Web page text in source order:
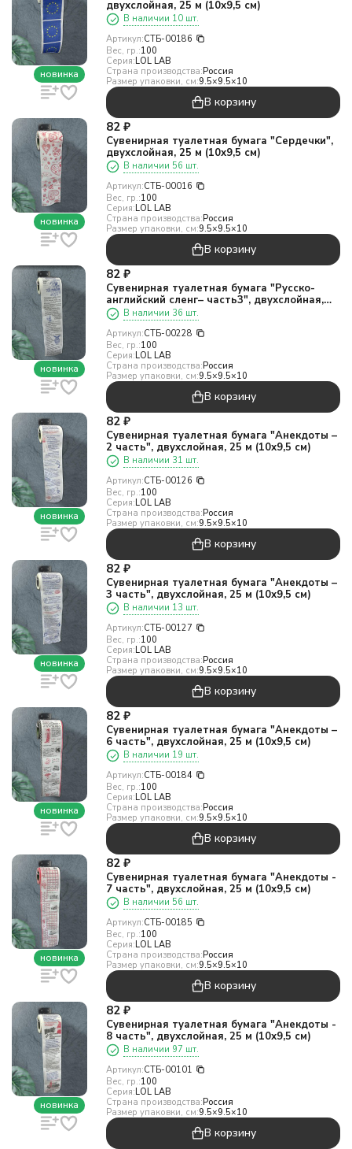
новинка
двухслойная, 25 м (10х9,5 см)
В наличии 10 шт.
Артикул:СТБ-00186
Вес, гр.:100
Серия:LOL LAB
Страна производства:Россия
Размер упаковки, см:9.5×9.5×10
В корзину
новинка
82 ₽
Сувенирная туалетная бумага "Сердечки",
двухслойная, 25 м (10х9,5 см)
В наличии 56 шт.
Артикул:СТБ-00016
Вес, гр.:100
Серия:LOL LAB
Страна производства:Россия
Размер упаковки, см:9.5×9.5×10
В корзину
новинка
82 ₽
Сувенирная туалетная бумага "Русско-
английский сленг– часть3", двухслойная,
25м (10х9,5см)
В наличии 36 шт.
Артикул:СТБ-00228
Вес, гр.:100
Серия:LOL LAB
Страна производства:Россия
Размер упаковки, см:9.5×9.5×10
В корзину
новинка
82 ₽
Сувенирная туалетная бумага "Анекдоты –
2 часть", двухслойная, 25 м (10х9,5 см)
В наличии 31 шт.
Артикул:СТБ-00126
Вес, гр.:100
Серия:LOL LAB
Страна производства:Россия
Размер упаковки, см:9.5×9.5×10
В корзину
новинка
82 ₽
Сувенирная туалетная бумага "Анекдоты –
3 часть", двухслойная, 25 м (10х9,5 см)
В наличии 13 шт.
Артикул:СТБ-00127
Вес, гр.:100
Серия:LOL LAB
Страна производства:Россия
Размер упаковки, см:9.5×9.5×10
В корзину
новинка
82 ₽
Сувенирная туалетная бумага "Анекдоты –
6 часть", двухслойная, 25 м (10х9,5 см)
В наличии 19 шт.
Артикул:СТБ-00184
Вес, гр.:100
Серия:LOL LAB
Страна производства:Россия
Размер упаковки, см:9.5×9.5×10
В корзину
новинка
82 ₽
Сувенирная туалетная бумага "Анекдоты -
7 часть", двухслойная, 25 м (10х9,5 см)
В наличии 56 шт.
Артикул:СТБ-00185
Вес, гр.:100
Серия:LOL LAB
Страна производства:Россия
Размер упаковки, см:9.5×9.5×10
В корзину
новинка
82 ₽
Сувенирная туалетная бумага "Анекдоты -
8 часть", двухслойная, 25 м (10х9,5 см)
В наличии 97 шт.
Артикул:СТБ-00101
Вес, гр.:100
Серия:LOL LAB
Страна производства:Россия
Размер упаковки, см:9.5×9.5×10
В корзину